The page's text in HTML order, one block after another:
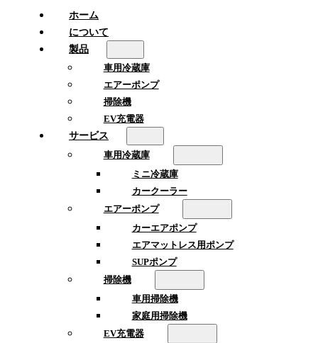
ホーム
について
製品
車用冷蔵庫
エアーポンプ
掃除機
EV充電器
サービス
車用冷蔵庫
ミニ冷蔵庫
カークーラー
エアーポンプ
カーエアポンプ
エアマットレス用ポンプ
SUPポンプ
掃除機
車用掃除機
家庭用掃除機
EV充電器